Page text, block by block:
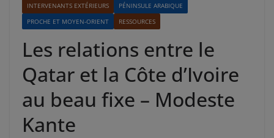
INTERVENANTS EXTÉRIEURS
PÉNINSULE ARABIQUE
PROCHE ET MOYEN-ORIENT
RESSOURCES
Les relations entre le
Qatar et la Côte d’Ivoire
au beau fixe – Modeste
Kante